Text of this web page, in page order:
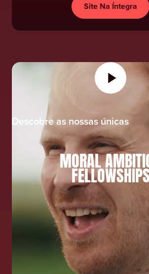
Site Na Íntegra
Descobre as nossas únicas
MORAL